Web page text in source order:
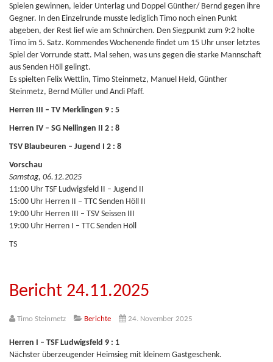
Spielen gewinnen, leider Unterlag und Doppel Günther/ Bernd gegen ihre
Gegner. In den Einzelrunde musste lediglich Timo noch einen Punkt
abgeben, der Rest lief wie am Schnürchen. Den Siegpunkt zum 9:2 holte
Timo im 5. Satz. Kommendes Wochenende findet um 15 Uhr unser letztes
Spiel der Vorrunde statt. Mal sehen, was uns gegen die starke Mannschaft
aus Senden Höll gelingt.
Es spielten Felix Wettlin, Timo Steinmetz, Manuel Held, Günther
Steinmetz, Bernd Müller und Andi Pfaff.
Herren III – TV Merklingen 9 : 5
Herren IV – SG Nellingen II 2 : 8
TSV Blaubeuren – Jugend I 2 : 8
Vorschau
Samstag, 06.12.2025
11:00 Uhr TSF Ludwigsfeld II – Jugend II
15:00 Uhr Herren II – TTC Senden Höll II
19:00 Uhr Herren III – TSV Seissen III
19:00 Uhr Herren I – TTC Senden Höll
TS
Bericht 24.11.2025
Timo Steinmetz Berichte 24. November 2025
Herren I – TSF Ludwigsfeld 9 : 1
Nächster überzeugender Heimsieg mit kleinem Gastgeschenk.